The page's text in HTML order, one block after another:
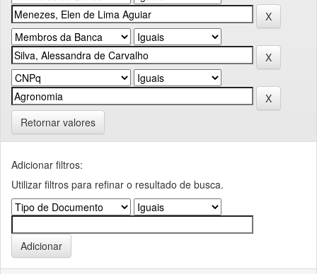
Retornar valores
Adicionar filtros:
Utilizar filtros para refinar o resultado de busca.